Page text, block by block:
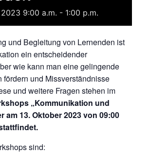
2023 9:00 a.m. - 1:00 p.m.
und Begleitung von Lernenden ist
ein entscheidender
wie kann man eine gelingende
fördern und Missverständnisse
und weitere Fragen stehen im
„Kommunikation und
am 13. Oktober 2023 von 09:00
sind: